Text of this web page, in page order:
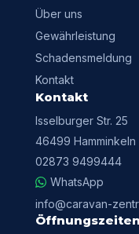
Über uns
Gewährleistung
Schadensmeldung
Kontakt
Kontakt
Isselburger Str. 25
46499 Hamminkeln
02873 9499444
WhatsApp
info@caravan-
Öffnungszeiten